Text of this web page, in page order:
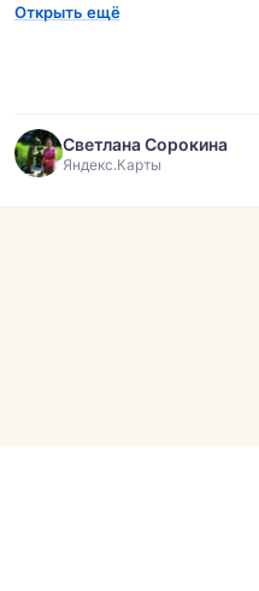
обработки выветрился
Открыть ещё
Светлана Сорокина
Яндекс.Карты